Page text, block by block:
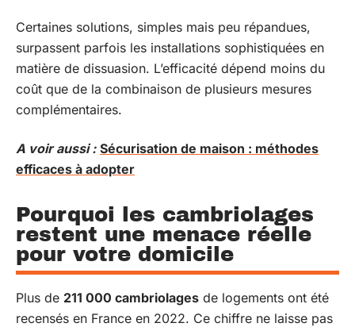
Certaines solutions, simples mais peu répandues,
surpassent parfois les installations sophistiquées en
matière de dissuasion. L’efficacité dépend moins du
coût que de la combinaison de plusieurs mesures
complémentaires.
A voir aussi : Sécurisation de maison : méthodes
efficaces à adopter
Pourquoi les cambriolages
restent une menace réelle
pour votre domicile
Plus de 211 000 cambriolages de logements ont été
recensés en France en 2022. Ce chiffre ne laisse pas